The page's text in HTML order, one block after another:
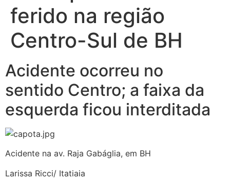
ferido na região
Centro-Sul de BH
Acidente ocorreu no
sentido Centro; a faixa da
esquerda ficou interditada
Acidente na av. Raja Gabáglia, em BH
Larissa Ricci/ Itatiaia